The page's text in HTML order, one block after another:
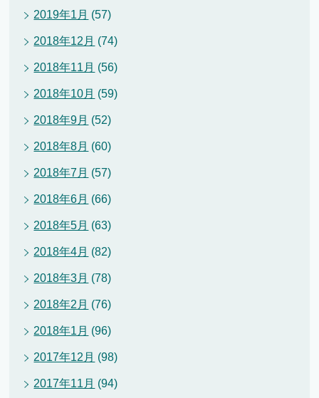
2019年1月 (57)
2018年12月 (74)
2018年11月 (56)
2018年10月 (59)
2018年9月 (52)
2018年8月 (60)
2018年7月 (57)
2018年6月 (66)
2018年5月 (63)
2018年4月 (82)
2018年3月 (78)
2018年2月 (76)
2018年1月 (96)
2017年12月 (98)
2017年11月 (94)